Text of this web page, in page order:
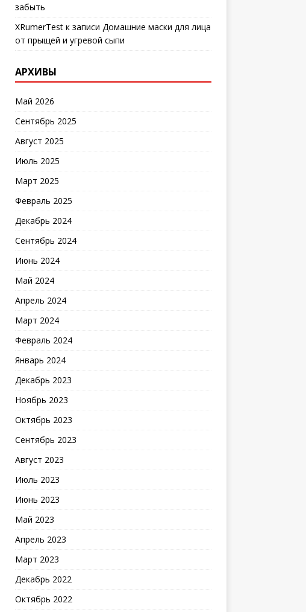
забыть
XRumerTestк записи Домашние маски для лица
от прыщей и угревой сыпи
АРХИВЫ
Май 2026
Сентябрь 2025
Август 2025
Июль 2025
Март 2025
Февраль 2025
Декабрь 2024
Сентябрь 2024
Июнь 2024
Май 2024
Апрель 2024
Март 2024
Февраль 2024
Январь 2024
Декабрь 2023
Ноябрь 2023
Октябрь 2023
Сентябрь 2023
Август 2023
Июль 2023
Июнь 2023
Май 2023
Апрель 2023
Март 2023
Декабрь 2022
Октябрь 2022